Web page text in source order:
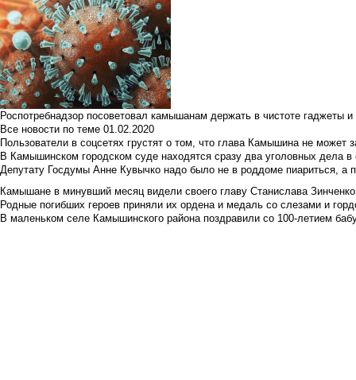
Роспотребнадзор посоветовал камышанам держать в чистоте гаджеты
Все новости по теме 01.02.2020
Пользователи в соцсетях грустят о том, что глава Камышина не может
В Камышинском городском суде находятся сразу два уголовных дела
Депутату Госдумы Анне Кувычко надо было не в роддоме пиариться, а
Камышане в минувший месяц видели своего главу Станислава Зинченко
Родные погибших героев приняли их ордена и медаль со слезами и
В маленьком селе Камышинского района поздравили со 100-летием